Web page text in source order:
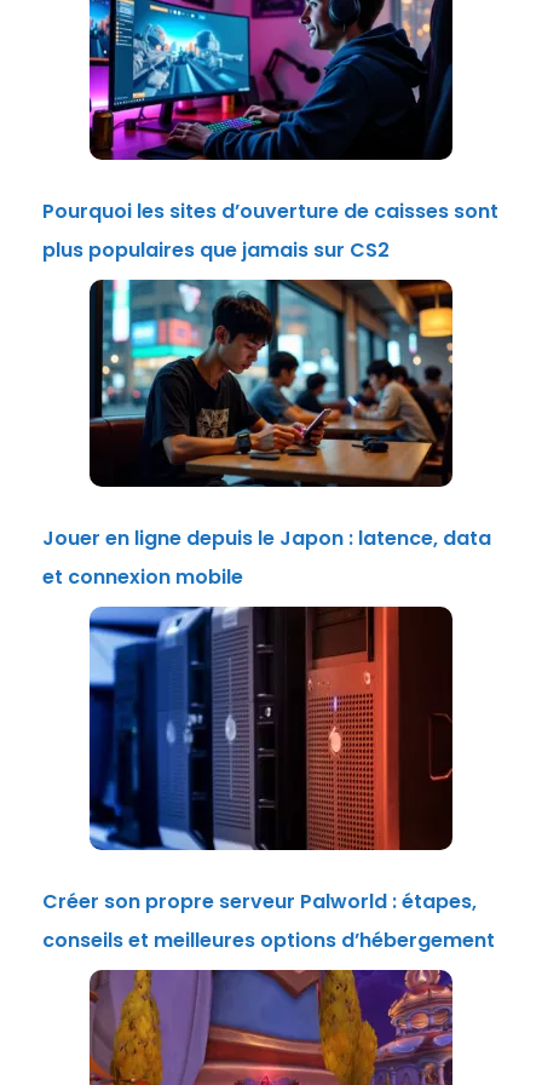
Pourquoi les sites d’ouverture de caisses sont
plus populaires que jamais sur CS2
Jouer en ligne depuis le Japon : latence, data
et connexion mobile
Créer son propre serveur Palworld : étapes,
conseils et meilleures options d’hébergement